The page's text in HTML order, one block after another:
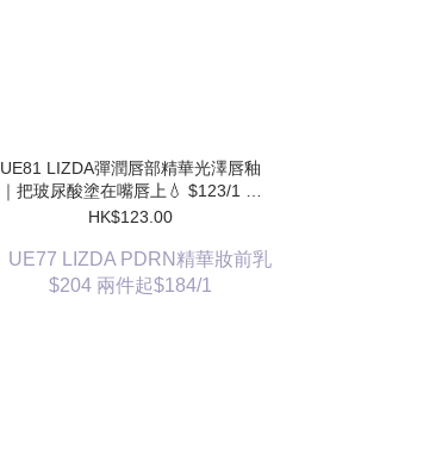
UE81 LIZDA彈潤唇部精華光澤唇釉
｜把玻尿酸塗在嘴唇上💧 $123/1 兩
支起$110/1
HK$123.00